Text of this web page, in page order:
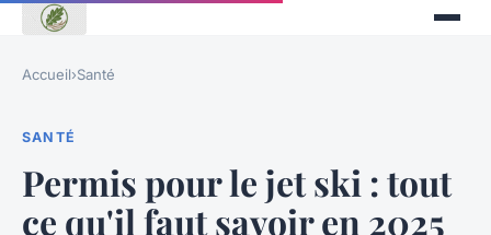
Accueil›Santé
SANTÉ
Permis pour le jet ski : tout
ce qu'il faut savoir en 2025